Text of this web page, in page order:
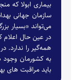
سازمان جهانی
می‌تواند «بسیار
در عین حال اعلام
همه‌گیر را ندارد.
به کشورمان وجود
باید مراقبت های